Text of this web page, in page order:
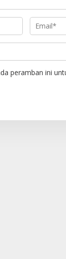
peramban ini